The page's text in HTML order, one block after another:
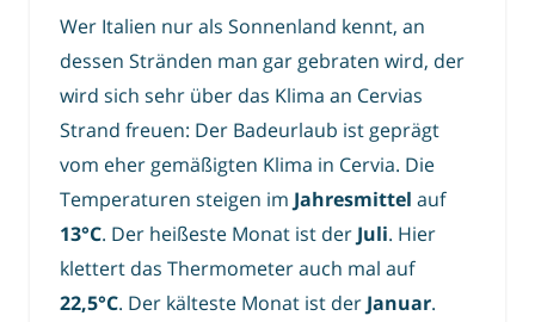
Wer Italien nur als Sonnenland kennt, an
dessen Stränden man gar gebraten wird, der
wird sich sehr über das Klima an Cervias
Strand freuen: Der Badeurlaub ist geprägt
vom eher gemäßigten Klima in Cervia. Die
Temperaturen steigen im Jahresmittel auf
13°C. Der heißeste Monat ist der Juli. Hier
klettert das Thermometer auch mal auf
22,5°C. Der kälteste Monat ist der Januar.